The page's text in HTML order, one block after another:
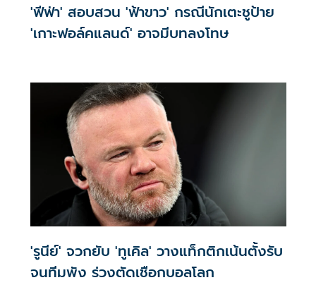
'ฟีฟ่า' สอบสวน 'ฟ้าขาว' กรณีนักเตะชูป้าย
'เกาะฟอล์คแลนด์' อาจมีบทลงโทษ
'รูนีย์' จวกยับ 'ทูเคิล' วางแท็กติกเน้นตั้งรับ
จนทีมพัง ร่วงตัดเชือกบอลโลก